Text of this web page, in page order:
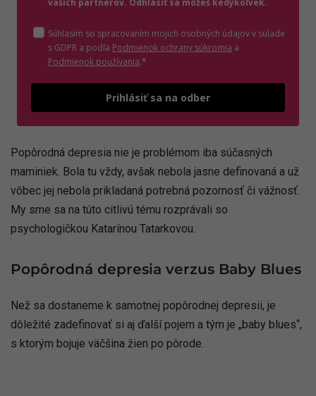
Súhlasím so spracovaním mojich osobných údajov v súlade
s GDPR a podľa Podmienok ochrany súkromia (otvorí sa v novom
a
Podmienok používania(otvorí sa v novom okne)
.*
Prihlásiť sa na odber
Popôrodná depresia nie je problémom iba súčasných
maminiek. Bola tu vždy, avšak nebola jasne definovaná a už
vôbec jej nebola prikladaná potrebná pozornosť či vážnosť.
My sme sa na túto citlivú tému rozprávali so
psychologičkou Katarínou Tatarkovou.
Popôrodná depresia verzus Baby Blues
Než sa dostaneme k samotnej popôrodnej depresii, je
dôležité zadefinovať si aj ďalší pojem a tým je „baby blues“,
s ktorým bojuje väčšina žien po pôrode.